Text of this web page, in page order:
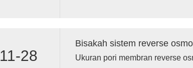
11-28
Bisakah sistem reverse
Ukuran pori membran reverse